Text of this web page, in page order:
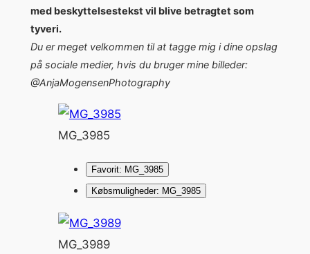
med beskyttelsestekst vil blive betragtet som
tyveri.
Du er meget velkommen til at tagge mig i dine opslag
på sociale medier, hvis du bruger mine billeder:
@AnjaMogensenPhotography
MG_3985
Favorit: MG_3985
Købsmuligheder: MG_3985
MG_3989